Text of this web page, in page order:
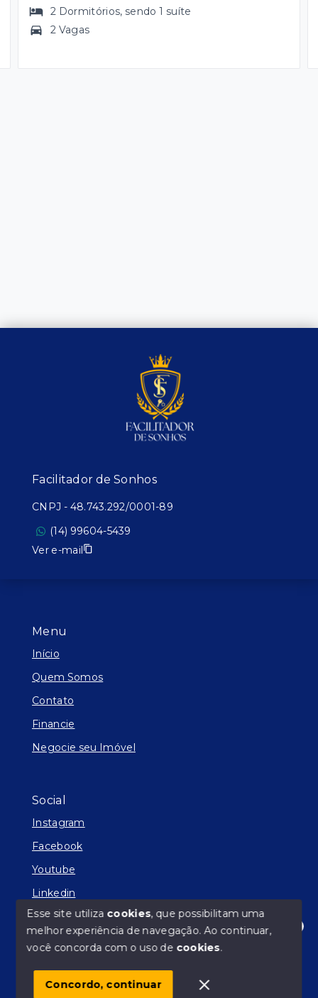
2 Dormitórios, sendo1 suíte
2 Vagas
Olá! Estamos disponíveis para te ajudar.
Menu
Início
Quem Somos
Contato
Financie
Negocie seu Imóvel
Social
Instagram
Facebook
Youtube
Linkedin
© Copyright 2026 - Facilitador de Sonhos - Todos os
SITE PARA IMOBILIARIA
Facilitador de Sonhos
CNPJ - 48.743.292/0001-89
(14) 99604-5439
Ver e-mail
Esse site utiliza cookies, que possibilitam uma
melhor experiência de navegação.Ao continuar,
você concorda com o uso de cookies.
Concordo, continuar